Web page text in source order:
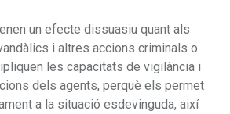
un efecte dissuasiu quant als
i altres accions criminals o
les capacitats de vigilància i
dels agents, perquè els permet
a la situació esdevinguda, així